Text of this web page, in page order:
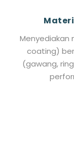
Menyediakan
coating)
(gawang,